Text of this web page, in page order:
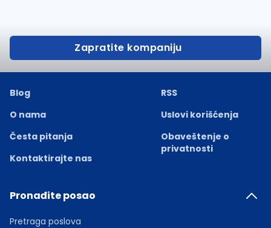
Zapratite kompaniju
Blog
O nama
Česta pitanja
Kontaktirajte nas
RSS
Uslovi korišćenja
Obaveštenje o
privatnosti
Pronađite posao
Pretraga poslova